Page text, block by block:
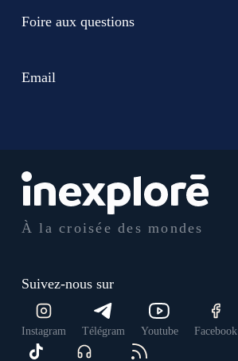
À la croisée des mondes
Suivez-nous sur
Instagram Télégram Youtube Facebook
Foire aux questions
Email